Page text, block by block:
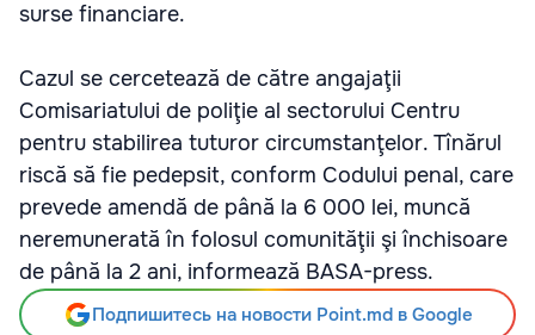
surse financiare.
Cazul se cercetează de către angajaţii
Comisariatului de poliţie al sectorului Centru
pentru stabilirea tuturor circumstanţelor. Tînărul
riscă să fie pedepsit, conform Codului penal, care
prevede amendă de până la 6 000 lei, muncă
neremunerată în folosul comunităţii şi închisoare
de până la 2 ani, informează BASA-press.
Подпишитесь на новости Point.md в Google